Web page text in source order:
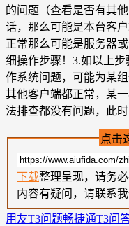
的问题（查看是否有其
话，那么可能是本台客
正常那么可能是服务器
细操作步骤！3.如以上
作系统问题，可能为某
其他客户端都正常，某
法排查都没有问题，此
点击
下载整理呈现，请务
内容有疑问，请联系我
用友T3问题畅捷通T3问